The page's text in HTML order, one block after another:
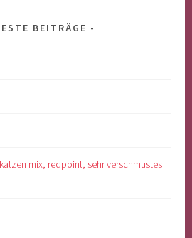
BEITRÄGE
mix, redpoint, sehr verschmustes